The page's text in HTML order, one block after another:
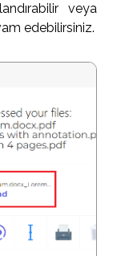
veya
edebilirsiniz.